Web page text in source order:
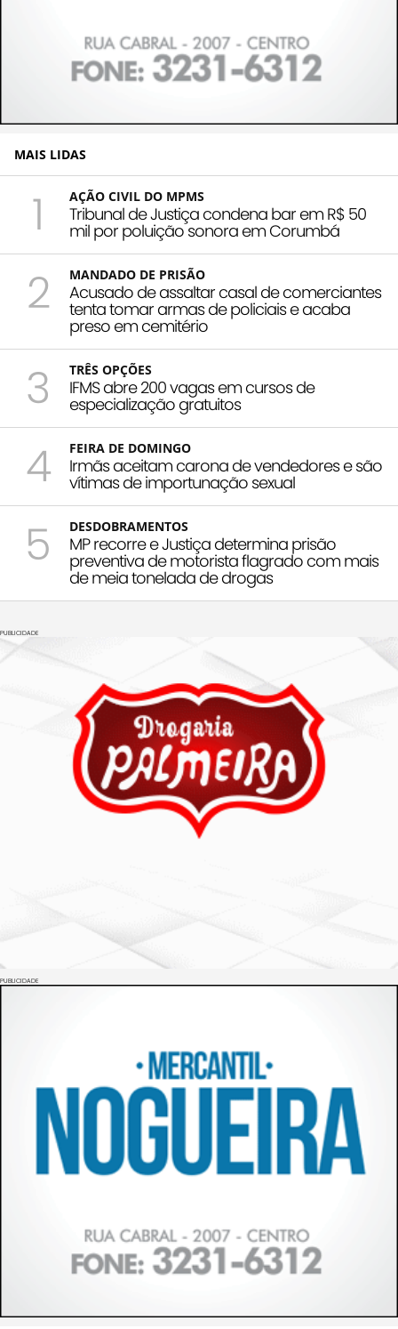
MAIS LIDAS
1 AÇÃO CIVIL DO MPMS
Tribunal de Justiça condena bar em R$ 50
mil por poluição sonora em Corumbá
2 MANDADO DE PRISÃO
Acusado de assaltar casal de comerciantes
tenta tomar armas de policiais e acaba
preso em cemitério
3 TRÊS OPÇÕES
IFMS abre 200 vagas em cursos de
especialização gratuitos
4 FEIRA DE DOMINGO
Irmãs aceitam carona de vendedores e são
vítimas de importunação sexual
5 DESDOBRAMENTOS
MP recorre e Justiça determina prisão
preventiva de motorista flagrado com mais
de meia tonelada de drogas
PUBLICIDADE
PUBLICIDADE